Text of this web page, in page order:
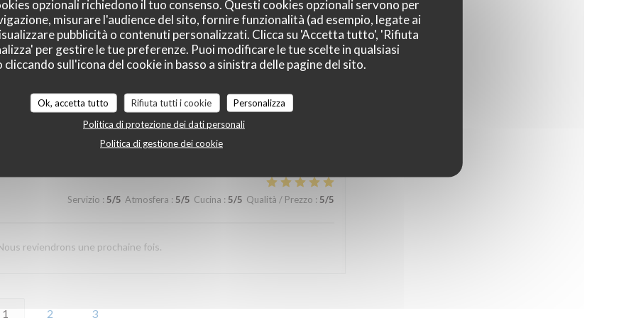
opzionali richiedono il tuo consenso. Questi cookies opzionali servono per
misurare l'audience del sito, fornire funzionalità (ad esempio, legate ai
pubblicità o contenuti personalizzati. Clicca su 'Accetta tutto', 'Rifiuta
per gestire le tue preferenze. Puoi modificare le tue scelte in qualsiasi
sull'icona del cookie in basso a sinistra delle pagine del sito.
Ok, accetta tutto Rifiuta tutti i cookie
Personalizza
Politica di protezione dei dati personali
Politica di gestione dei cookie
: 5 Atmosfera : /5 Cucina 5/5 Qualità / Prezzo : 5
original pour un provençal ! C'est aussi tellement bon !
Servizio : 5/5 Atmosfera : 5/5 Cucina : 5/5 Qualità / Prezzo : 5/5
reviendrons une prochaine fois.
1 2 3